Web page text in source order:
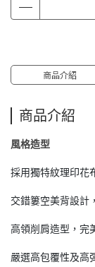
商品介紹
商品介紹
風格造型
採用獨特紋理印花
交錯簍空美背設計
高領削肩造型，完
嚴選高包覆性及高